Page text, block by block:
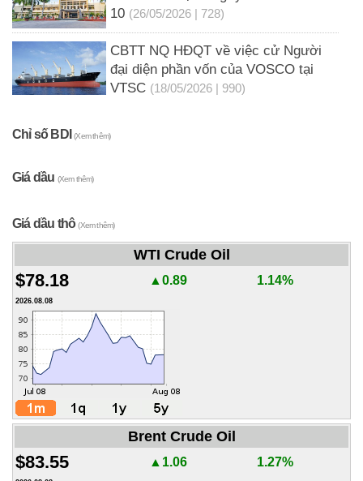
10 (26/05/2026 | 728)
CBTT NQ HĐQT về việc cử Người
đại diện phần vốn của VOSCO tại
VTSC (18/05/2026 | 990)
Chỉ số BDI(Xem thêm)
Giá dầu (Xem thêm)
Giá dầu thô(Xem thêm)
WTI Crude Oil
$78.18 ▲0.89 1.14%
2026.08.08
Brent Crude Oil
$83.55 ▲1.06 1.27%